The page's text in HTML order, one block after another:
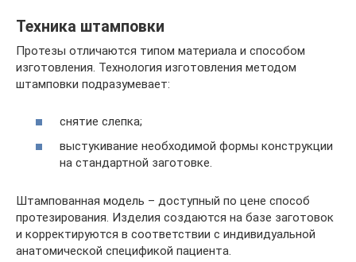
Техника штамповки
Протезы отличаются типом материала и способом
изготовления. Технология изготовления методом
штамповки подразумевает:
снятие слепка;
выстукивание необходимой формы конструкции
на стандартной заготовке.
Штампованная модель – доступный по цене способ
протезирования. Изделия создаются на базе заготовок
и корректируются в соответствии с индивидуальной
анатомической спецификой пациента.